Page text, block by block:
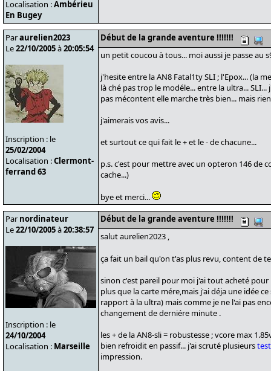
Localisation :Ambérieu
En Bugey
Paraurelien2023
Le22/10/2005à20:05:54
Inscription : le
25/02/2004
Localisation :Clermont-
ferrand 63
Début de la grande aventure !!!!!!!
un petit coucou à tous... moi aussi je passe au
j'hesite entre la AN8 Fatal1ty SLI ; l'Epox... (la
là ché pas trop le modéle... entre la ultra... SLI...
pas mécontent elle marche très bien... mais
j'aimerais vos avis...
et surtout ce qui fait le + et le - de chacune...
p.s. c'est pour mettre avec un opteron 146 de
cache...)
bye et merci...
Par nordinateur
Le22/10/2005à20:38:57
Inscription : le
24/10/2004
Localisation : Marseille
Début de la grande aventure !!!!!!!
salut aurelien2023 ,
ça fait un bail qu'on t'as plus revu, content de
sinon c'est pareil pour moi j'ai tout acheté pour
plus que la carte mére,mais j'ai déja une idée ce
rapport à la ultra) mais comme je ne l'ai pas
changement de derniére minute .
les + de la AN8-sli = robustesse ; vcore max
bien refroidit en passif... j'ai scruté plusieurstest
impression.